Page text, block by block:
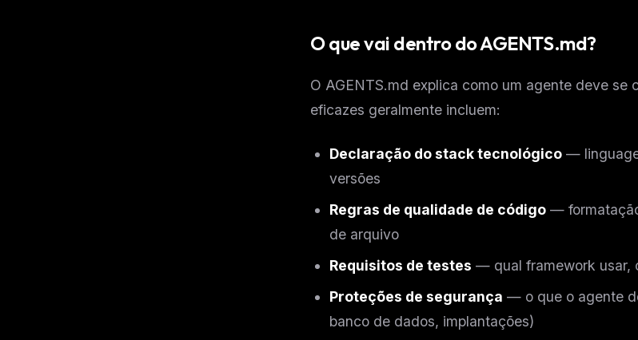
O que vai dentro do AGENTS.md?
O AGENTS.md explica como um agente deve
eficazes geralmente incluem:
Declaração do stack tecnológico —
versões
Regras de qualidade de código —
de arquivo
Requisitos de testes — qual framework usar,
Proteções de segurança — o que o agente
banco de dados, implantações)
MCP pick of the
New agent skill
FREE NEWSLETTER
Curated MCP picks, agent